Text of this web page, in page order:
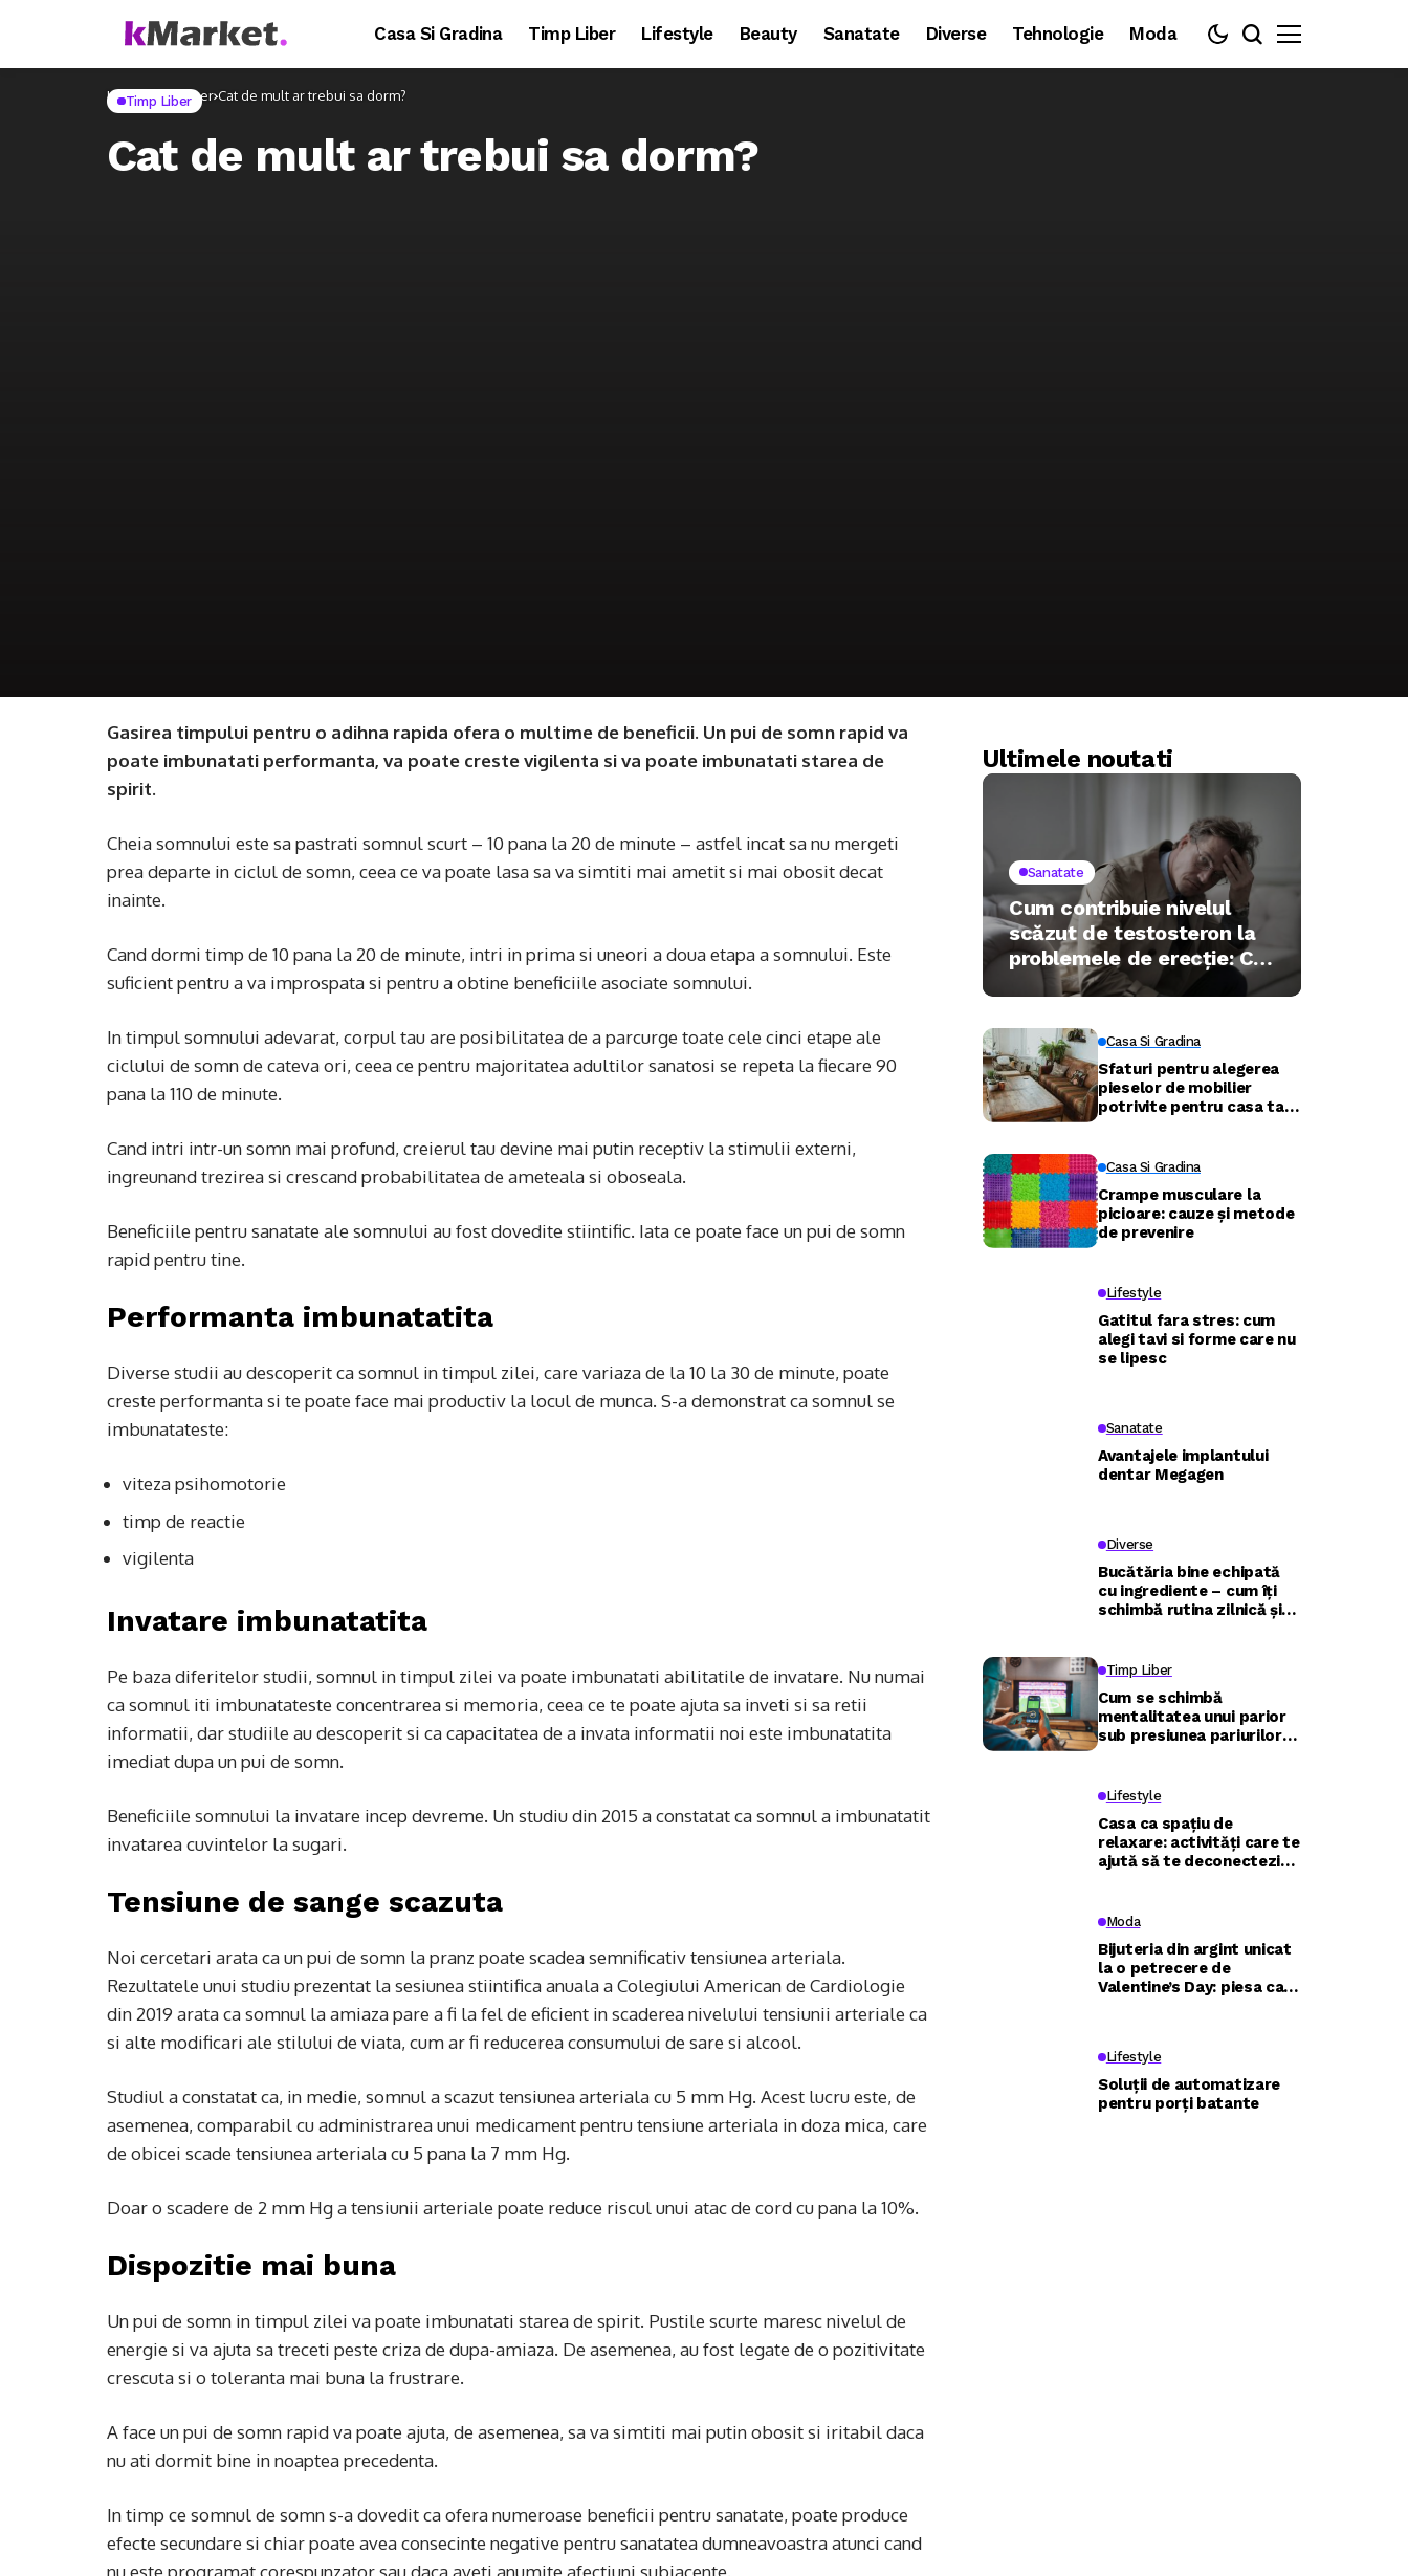
Casa Si Gradina Timp Liber Lifestyle Beauty Sanatate Diverse Tehnologie Moda
Home Timp Liber Cat de mult ar trebui sa dorm?
Timp Liber
Cat de mult ar trebui sa dorm?
Gasirea timpului pentru o adihna rapida ofera o multime de beneficii. Un pui de somn rapid va
poate imbunatati performanta, va poate creste vigilenta si va poate imbunatati starea de
spirit.
Cheia somnului este sa pastrati somnul scurt – 10 pana la 20 de minute – astfel incat sa nu mergeti
prea departe in ciclul de somn, ceea ce va poate lasa sa va simtiti mai ametit si mai obosit decat
inainte.
Cand dormi timp de 10 pana la 20 de minute, intri in prima si uneori a doua etapa a somnului. Este
suficient pentru a va improspata si pentru a obtine beneficiile asociate somnului.
In timpul somnului adevarat, corpul tau are posibilitatea de a parcurge toate cele cinci etape ale
ciclului de somn de cateva ori, ceea ce pentru majoritatea adultilor sanatosi se repeta la fiecare 90
pana la 110 de minute.
Cand intri intr-un somn mai profund, creierul tau devine mai putin receptiv la stimulii externi,
ingreunand trezirea si crescand probabilitatea de ameteala si oboseala.
Beneficiile pentru sanatate ale somnului au fost dovedite stiintific. Iata ce poate face un pui de somn
rapid pentru tine.
Performanta imbunatatita
Diverse studii au descoperit ca somnul in timpul zilei, care variaza de la 10 la 30 de minute, poate
creste performanta si te poate face mai productiv la locul de munca. S-a demonstrat ca somnul se
imbunatateste:
viteza psihomotorie
timp de reactie
vigilenta
Invatare imbunatatita
Pe baza diferitelor studii, somnul in timpul zilei va poate imbunatati abilitatile de invatare. Nu numai
ca somnul iti imbunatateste concentrarea si memoria, ceea ce te poate ajuta sa inveti si sa retii
informatii, dar studiile au descoperit si ca capacitatea de a invata informatii noi este imbunatatita
imediat dupa un pui de somn.
Beneficiile somnului la invatare incep devreme. Un studiu din 2015 a constatat ca somnul a imbunatatit
invatarea cuvintelor la sugari.
Tensiune de sange scazuta
Noi cercetari arata ca un pui de somn la pranz poate scadea semnificativ tensiunea arteriala.
Rezultatele unui studiu prezentat la sesiunea stiintifica anuala a Colegiului American de Cardiologie
din 2019 arata ca somnul la amiaza pare a fi la fel de eficient in scaderea nivelului tensiunii arteriale ca
si alte modificari ale stilului de viata, cum ar fi reducerea consumului de sare si alcool.
Studiul a constatat ca, in medie, somnul a scazut tensiunea arteriala cu 5 mm Hg. Acest lucru este, de
asemenea, comparabil cu administrarea unui medicament pentru tensiune arteriala in doza mica, care
de obicei scade tensiunea arteriala cu 5 pana la 7 mm Hg.
Doar o scadere de 2 mm Hg a tensiunii arteriale poate reduce riscul unui atac de cord cu pana la 10%.
Dispozitie mai buna
Un pui de somn in timpul zilei va poate imbunatati starea de spirit. Pustile scurte maresc nivelul de
energie si va ajuta sa treceti peste criza de dupa-amiaza. De asemenea, au fost legate de o pozitivitate
crescuta si o toleranta mai buna la frustrare.
A face un pui de somn rapid va poate ajuta, de asemenea, sa va simtiti mai putin obosit si iritabil daca
nu ati dormit bine in noaptea precedenta.
In timp ce somnul de somn s-a dovedit ca ofera numeroase beneficii pentru sanatate, poate produce
efecte secundare si chiar poate avea consecinte negative pentru sanatatea dumneavoastra atunci cand
nu este programat corespunzator sau daca aveti anumite afectiuni subiacente.
Ultimele noutati
Sanatate
Cum contribuie nivelul
scăzut de testosteron la
problemele de erecție: Ce
trebuie să știe bărbații în
Casa Si Gradina
Sfaturi pentru alegerea
pieselor de mobilier
potrivite pentru casa ta –
Casa Si Gradina
Crampe musculare la
picioare: cauze și metode
de prevenire
Lifestyle
Gatitul fara stres: cum
alegi tavi si forme care nu
se lipesc
Sanatate
Avantajele implantului
dentar Megagen
Diverse
Bucătăria bine echipată
cu ingrediente – cum îți
schimbă rutina zilnică și
Timp Liber
Cum se schimbă
mentalitatea unui parior
sub presiunea pariurilor
Lifestyle
Casa ca spațiu de
relaxare: activități care te
ajută să te deconectezi
Moda
Bijuteria din argint unicat
la o petrecere de
Valentine’s Day: piesa care
Lifestyle
Soluții de automatizare
pentru porți batante